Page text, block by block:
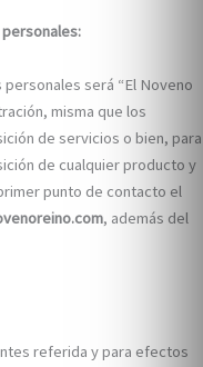
será “El Noveno
misma que los
de servicios o bien, para
de cualquier producto y
punto de contacto el
, además del
referida y para efectos